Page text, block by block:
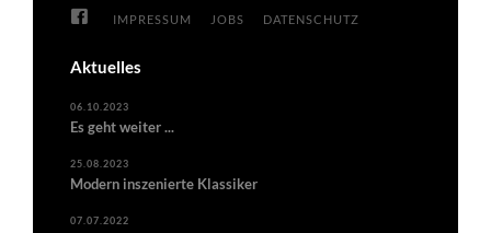
IMPRESSUM JOBS DATENSCHUTZ
Aktuelles
06.10.2023
Es geht weiter ...
25.08.2023
Modern inszenierte Klassiker
07.07.2022